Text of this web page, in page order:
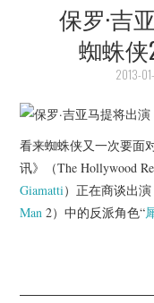
保罗·吉
蜘蛛
2013-
看来蜘蛛侠又一次要面
讯》（The Hollywood
Giamatti）正在商谈出演
Man 2）中的反派角色“